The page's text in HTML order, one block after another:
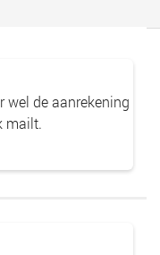
wel de aanrekening
mailt.